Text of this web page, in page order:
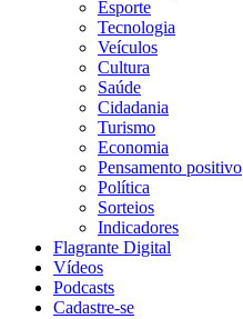
Esporte
Tecnologia
Veículos
Cultura
Saúde
Cidadania
Turismo
Economia
Pensamento positivo
Política
Sorteios
Indicadores
Flagrante Digital
Vídeos
Podcasts
Cadastre-se